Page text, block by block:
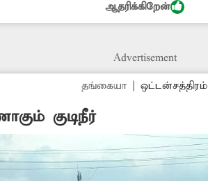
ஆதரிக்கிறேன்
Advertisement
தங்கையா |ஒட்டன்சத்திரம்
குடிநீர்